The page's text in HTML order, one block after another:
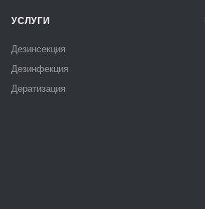
УСЛУГИ
Дезинсекция
Дезинфекция
Дератизация